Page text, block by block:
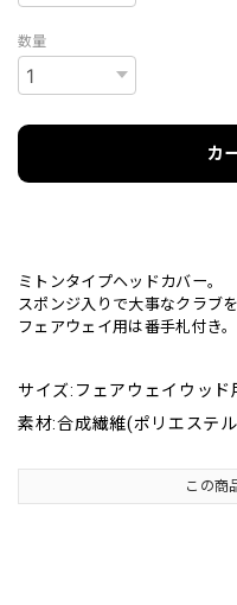
数量
カ
ミトンタイプヘッドカバー。
スポンジ入りで大事なクラブを
フェアウェイ用は番手札付き。
サイズ:フェアウェイウッド
素材:合成繊維(ポリエステ
この商